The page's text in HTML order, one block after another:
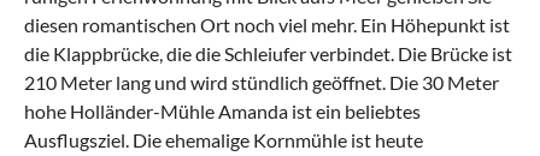
diesen romantischen Ort noch viel mehr. Ein Höhepunkt ist
die Klappbrücke, die die Schleiufer verbindet. Die Brücke ist
210 Meter lang und wird stündlich geöffnet. Die 30 Meter
hohe Holländer-Mühle Amanda ist ein beliebtes
Ausflugsziel. Die ehemalige Kornmühle ist heute